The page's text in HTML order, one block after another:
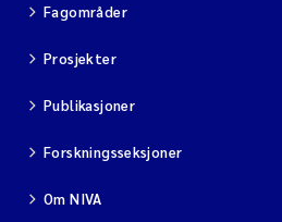
James Edward Sample
Rita Næss
Øyvind Tangen Ødegaard
Fagområder
Prosjekter
Publikasjoner
Forskningsseksjoner
Om NIVA